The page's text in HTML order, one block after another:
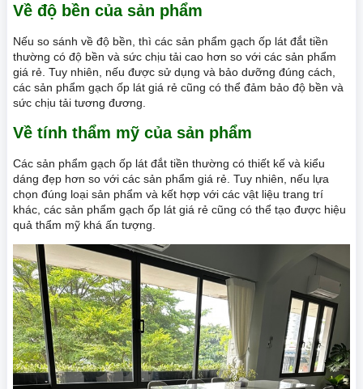
Về độ bền của sản phẩm
Nếu so sánh về độ bền, thì các sản phẩm gạch ốp lát đắt tiền
thường có độ bền và sức chịu tải cao hơn so với các sản phẩm
giá rẻ. Tuy nhiên, nếu được sử dụng và bảo dưỡng đúng cách,
các sản phẩm gạch ốp lát giá rẻ cũng có thể đảm bảo độ bền và
sức chịu tải tương đương.
Về tính thẩm mỹ của sản phẩm
Các sản phẩm gạch ốp lát đắt tiền thường có thiết kế và kiểu
dáng đẹp hơn so với các sản phẩm giá rẻ. Tuy nhiên, nếu lựa
chọn đúng loại sản phẩm và kết hợp với các vật liệu trang trí
khác, các sản phẩm gạch ốp lát giá rẻ cũng có thể tạo được hiệu
quả thẩm mỹ khá ấn tượng.